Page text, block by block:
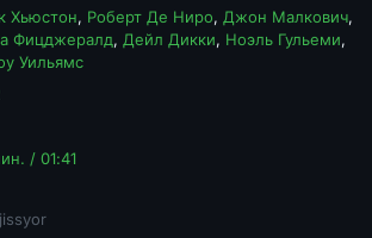
Хьюстон, Роберт Де Ниро, Джон Малкович,
Фицджералд, Дейл Дикки, Ноэль Гульеми,
Уильямс
/ 01:41